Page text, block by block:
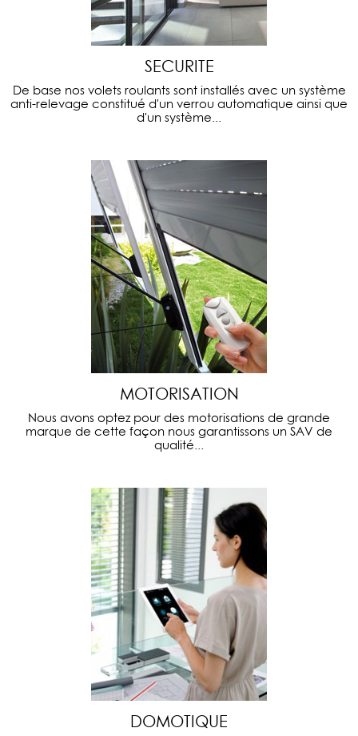
SECURITE
De base nos volets roulants sont installés avec un système
anti-relevage constitué d'un verrou automatique ainsi que
d'un système...
MOTORISATION
Nous avons optez pour des motorisations de grande
marque de cette façon nous garantissons un SAV de
qualité...
DOMOTIQUE